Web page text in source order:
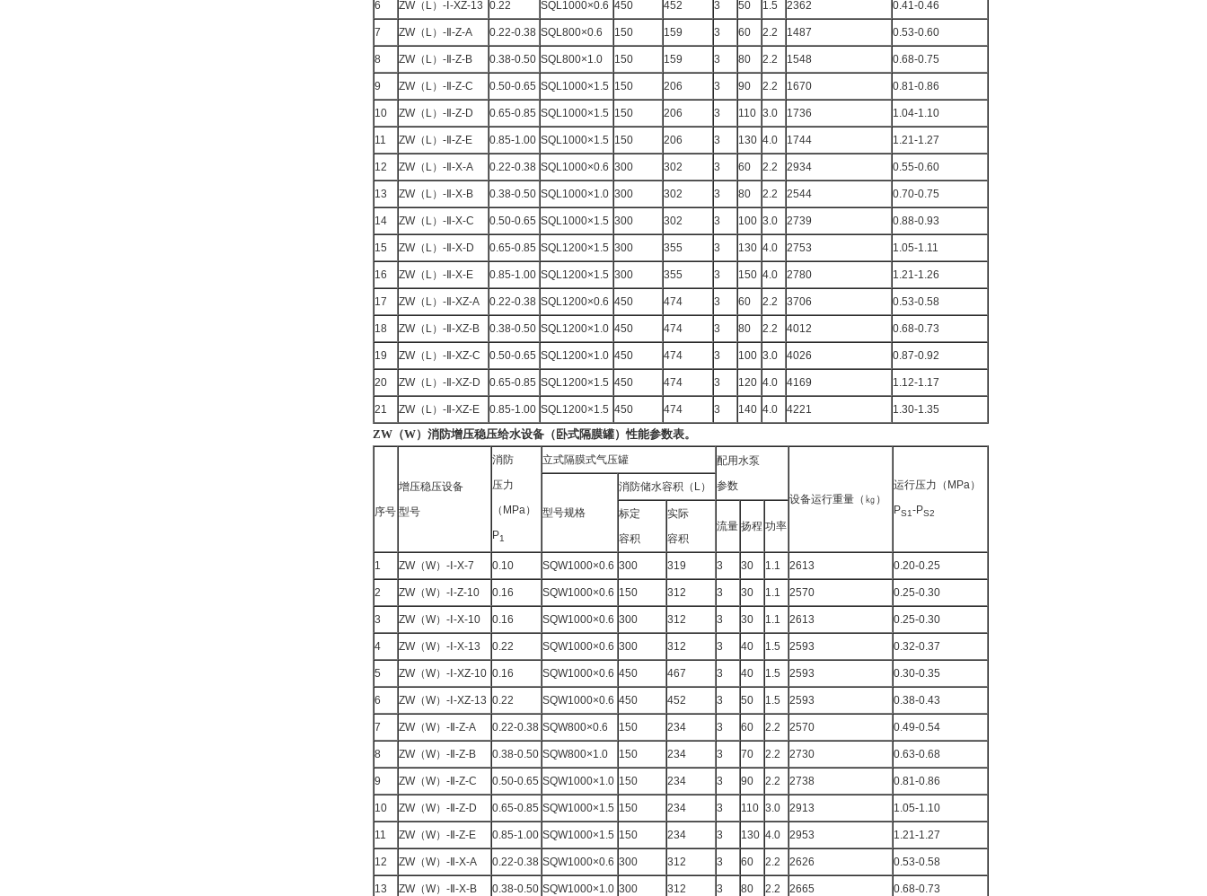
6 ZW（L）-Ⅰ-XZ-13 0.22 SQL1000×0.6 450 452 3 50 1.5 2362 0.41-0.46
7 ZW（L）-Ⅱ-Z-A 0.22-0.38 SQL800×0.6 150 159 3 60 2.2 1487 0.53-0.60
8 ZW（L）-Ⅱ-Z-B 0.38-0.50 SQL800×1.0 150 159 3 80 2.2 1548 0.68-0.75
9 ZW（L）-Ⅱ-Z-C 0.50-0.65 SQL1000×1.5 150 206 3 90 2.2 1670 0.81-0.86
10 ZW（L）-Ⅱ-Z-D 0.65-0.85 SQL1000×1.5 150 206 3 110 3.0 1736 1.04-1.10
11 ZW（L）-Ⅱ-Z-E 0.85-1.00 SQL1000×1.5 150 206 3 130 4.0 1744 1.21-1.27
12 ZW（L）-Ⅱ-X-A 0.22-0.38 SQL1000×0.6 300 302 3 60 2.2 2934 0.55-0.60
13 ZW（L）-Ⅱ-X-B 0.38-0.50 SQL1000×1.0 300 302 3 80 2.2 2544 0.70-0.75
14 ZW（L）-Ⅱ-X-C 0.50-0.65 SQL1000×1.5 300 302 3 100 3.0 2739 0.88-0.93
15 ZW（L）-Ⅱ-X-D 0.65-0.85 SQL1200×1.5 300 355 3 130 4.0 2753 1.05-1.11
16 ZW（L）-Ⅱ-X-E 0.85-1.00 SQL1200×1.5 300 355 3 150 4.0 2780 1.21-1.26
17 ZW（L）-Ⅱ-XZ-A 0.22-0.38 SQL1200×0.6 450 474 3 60 2.2 3706 0.53-0.58
18 ZW（L）-Ⅱ-XZ-B 0.38-0.50 SQL1200×1.0 450 474 3 80 2.2 4012 0.68-0.73
19 ZW（L）-Ⅱ-XZ-C 0.50-0.65 SQL1200×1.0 450 474 3 100 3.0 4026 0.87-0.92
20 ZW（L）-Ⅱ-XZ-D 0.65-0.85 SQL1200×1.5 450 474 3 120 4.0 4169 1.12-1.17
21 ZW（L）-Ⅱ-XZ-E 0.85-1.00 SQL1200×1.5 450 474 3 140 4.0 4221 1.30-1.35
ZW （W）消防增压稳压给水设备（卧式隔膜罐）性能参数表。
序号
增压稳压设备
型号
消防
压力
（MPa）
P1
立式隔膜式气压罐
配用水泵
参数
设备运行重量（㎏）
运行压力（MPa）
PS1-PS2
型号规格
消防储水容积（L）
标定
容积
实际
容积
流量 扬程 功率
1 ZW（W）-Ⅰ-X-7 0.10 SQW1000×0.6 300 319 3 30 1.1 2613 0.20-0.25
2 ZW（W）-Ⅰ-Z-10 0.16 SQW1000×0.6 150 312 3 30 1.1 2570 0.25-0.30
3 ZW（W）-Ⅰ-X-10 0.16 SQW1000×0.6 300 312 3 30 1.1 2613 0.25-0.30
4 ZW（W）-Ⅰ-X-13 0.22 SQW1000×0.6 300 312 3 40 1.5 2593 0.32-0.37
5 ZW（W）-Ⅰ-XZ-10 0.16 SQW1000×0.6 450 467 3 40 1.5 2593 0.30-0.35
6 ZW（W）-Ⅰ-XZ-13 0.22 SQW1000×0.6 450 452 3 50 1.5 2593 0.38-0.43
7 ZW（W）-Ⅱ-Z-A 0.22-0.38 SQW800×0.6 150 234 3 60 2.2 2570 0.49-0.54
8 ZW（W）-Ⅱ-Z-B 0.38-0.50 SQW800×1.0 150 234 3 70 2.2 2730 0.63-0.68
9 ZW（W）-Ⅱ-Z-C 0.50-0.65 SQW1000×1.0 150 234 3 90 2.2 2738 0.81-0.86
10 ZW（W）-Ⅱ-Z-D 0.65-0.85 SQW1000×1.5 150 234 3 110 3.0 2913 1.05-1.10
11 ZW（W）-Ⅱ-Z-E 0.85-1.00 SQW1000×1.5 150 234 3 130 4.0 2953 1.21-1.27
12 ZW（W）-Ⅱ-X-A 0.22-0.38 SQW1000×0.6 300 312 3 60 2.2 2626 0.53-0.58
13 ZW（W）-Ⅱ-X-B 0.38-0.50 SQW1000×1.0 300 312 3 80 2.2 2665 0.68-0.73